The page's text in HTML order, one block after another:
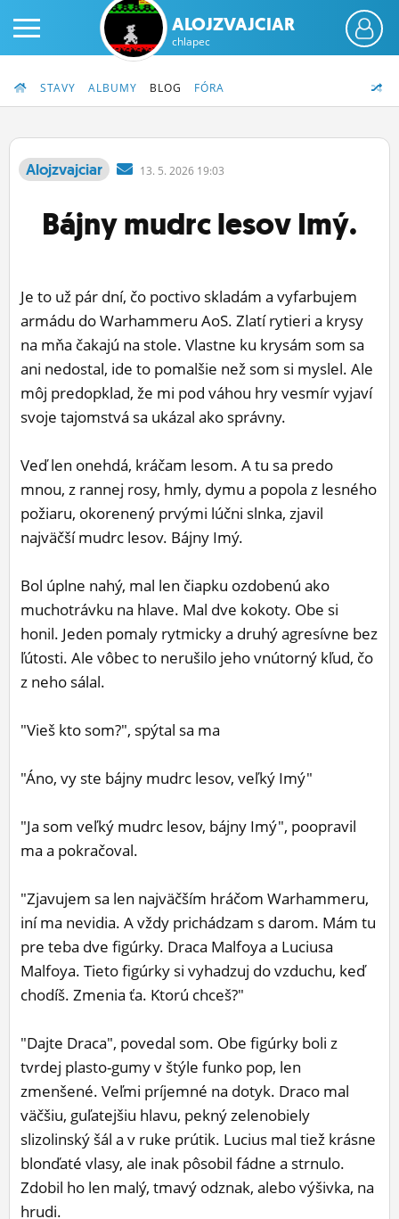
PRIHLÁS SA
ČINŽIAK
STATUSY
BLOGY
OBRÁZKY
ĽUDIA
MÔJ PROFIL
NASTAVENIA
ROLETA
ALOJZVAJCIAR
chlapec
STAVY ALBUMY BLOG FÓRA
Alojzvajciar 13. 5. 2026 19:03
Bájny mudrc lesov Imý.
Je to už pár dní, čo poctivo skladám a vyfarbujem
armádu do Warhammeru AoS. Zlatí rytieri a krysy
na mňa čakajú na stole. Vlastne ku krysám som sa
ani nedostal, ide to pomalšie než som si myslel. Ale
môj predopklad, že mi pod váhou hry vesmír vyjaví
svoje tajomstvá sa ukázal ako správny.
Veď len onehdá, kráčam lesom. A tu sa predo
mnou, z rannej rosy, hmly, dymu a popola z lesného
požiaru, okorenený prvými lúčni slnka, zjavil
najväčší mudrc lesov. Bájny Imý.
Bol úplne nahý, mal len čiapku ozdobenú ako
muchotrávku na hlave. Mal dve kokoty. Obe si
honil. Jeden pomaly rytmicky a druhý agresívne bez
ľútosti. Ale vôbec to nerušilo jeho vnútorný kľud, čo
z neho sálal.
"Vieš kto som?", spýtal sa ma
"Áno, vy ste bájny mudrc lesov, veľký Imý"
"Ja som veľký mudrc lesov, bájny Imý", poopravil
ma a pokračoval.
"Zjavujem sa len najväčším hráčom Warhammeru,
iní ma nevidia. A vždy prichádzam s darom. Mám tu
pre teba dve figúrky. Draca Malfoya a Luciusa
Malfoya. Tieto figúrky si vyhadzuj do vzduchu, keď
chodíš. Zmenia ťa. Ktorú chceš?"
"Dajte Draca", povedal som. Obe figúrky boli z
tvrdej plasto-gumy v štýle funko pop, len
zmenšené. Veľmi príjemné na dotyk. Draco mal
väčšiu, guľatejšiu hlavu, pekný zelenobiely
slizolinský šál a v ruke prútik. Lucius mal tiež krásne
blonďaté vlasy, ale inak pôsobil fádne a strnulo.
Zdobil ho len malý, tmavý odznak, alebo výšivka, na
hrudi.